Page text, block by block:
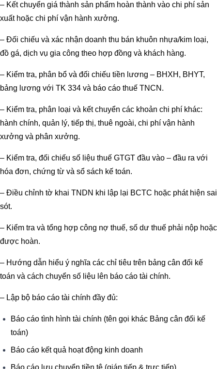
– Kết chuyển giá thành sản phẩm hoàn thành vào chi phí sản
xuất hoặc chi phí vận hành xưởng.
– Đối chiếu và xác nhận doanh thu bán khuôn nhựa/kim loại,
đồ gá, dịch vụ gia công theo hợp đồng và khách hàng.
– Kiểm tra, phân bổ và đối chiếu tiền lương – BHXH, BHYT,
bảng lương với TK 334 và báo cáo thuế TNCN.
– Kiểm tra, phân loại và kết chuyển các khoản chi phí khác:
hành chính, quản lý, tiếp thị, thuê ngoài, chi phí vận hành
xưởng và phân xưởng.
– Kiểm tra, đối chiếu số liệu thuế GTGT đầu vào – đầu ra với
hóa đơn, chứng từ và sổ sách kế toán.
– Điều chỉnh tờ khai TNDN khi lập lại BCTC hoặc phát hiện sai
sót.
– Kiểm tra và tổng hợp công nợ thuế, số dư thuế phải nộp hoặc
được hoàn.
– Hướng dẫn hiểu ý nghĩa các chỉ tiêu trên bảng cân đối kế
toán và cách chuyển số liệu lên báo cáo tài chính.
– Lập bộ báo cáo tài chính đầy đủ:
Báo cáo tình hình tài chính (tên gọi khác Bảng cân đối kế
toán)
Báo cáo kết quả hoạt động kinh doanh